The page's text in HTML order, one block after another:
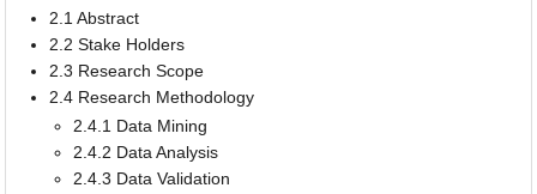
2.1 Abstract
2.2 Stake Holders
2.3 Research Scope
2.4 Research Methodology
2.4.1 Data Mining
2.4.2 Data Analysis
2.4.3 Data Validation